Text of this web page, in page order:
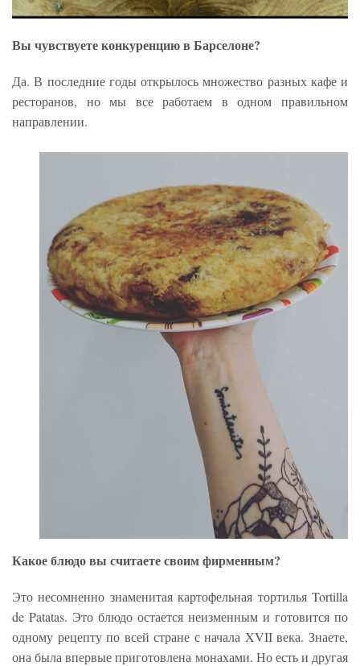
Вы чувствуете конкуренцию в Барселоне?
Да. В последние годы открылось множество разных кафе и
ресторанов, но мы все работаем в одном правильном
направлении.
Какое блюдо вы считаете своим фирменным?
Это несомненно знаменитая картофельная тортилья Tortilla
de Patatas. Это блюдо остается неизменным и готовится по
одному рецепту по всей стране с начала XVII века. Знаете,
она была впервые приготовлена монахами. Но есть и другая